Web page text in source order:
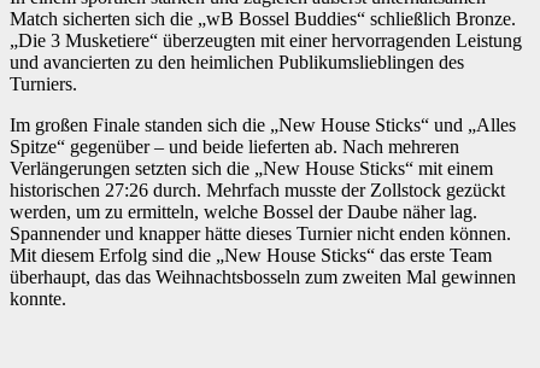
Match sicherten sich die „wB Bossel Buddies“ schließlich Bronze.
„Die 3 Musketiere“ überzeugten mit einer hervorragenden Leistung
und avancierten zu den heimlichen Publikumslieblingen des
Turniers.
Im großen Finale standen sich die „New House Sticks“ und „Alles
Spitze“ gegenüber – und beide lieferten ab. Nach mehreren
Verlängerungen setzten sich die „New House Sticks“ mit einem
historischen 27:26 durch. Mehrfach musste der Zollstock gezückt
werden, um zu ermitteln, welche Bossel der Daube näher lag.
Spannender und knapper hätte dieses Turnier nicht enden können.
Mit diesem Erfolg sind die „New House Sticks“ das erste Team
überhaupt, das das Weihnachtsbosseln zum zweiten Mal gewinnen
konnte.